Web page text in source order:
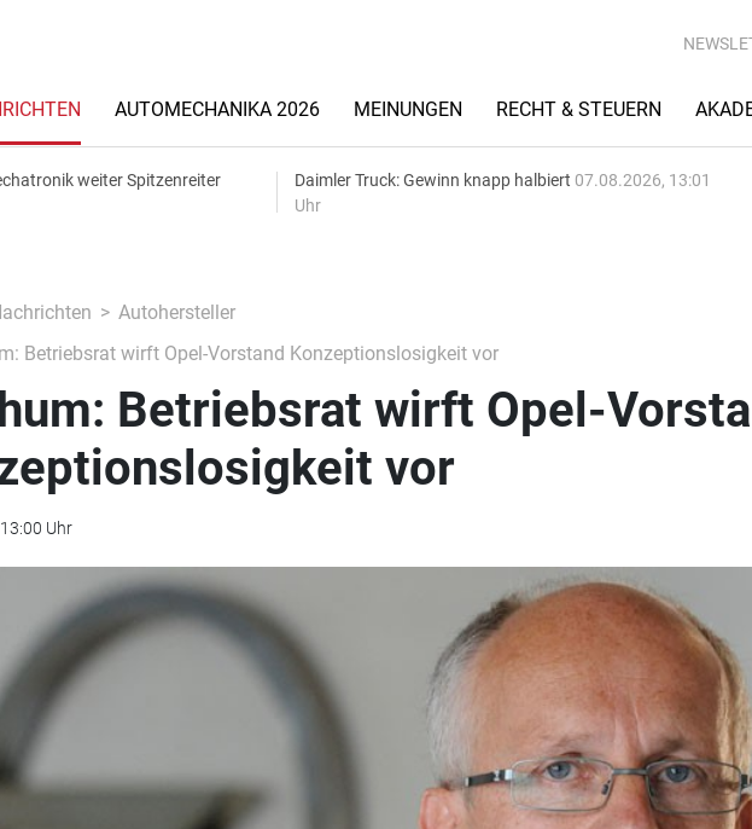
AUTOMECHANIKA 2026 MEINUNGEN RECHT & STEUERN
weiter Spitzenreiter
Daimler Truck: Gewinn knapp halbiert 07.08.2026, 13:01
Uhr
Autohersteller
Betriebsrat wirft Opel-Vorstand Konzeptionslosigkeit vor
Betriebsrat wirft Opel-
vor
Uhr